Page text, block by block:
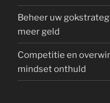
Beheer uw
meer geld
Competitie en
mindset onthuld